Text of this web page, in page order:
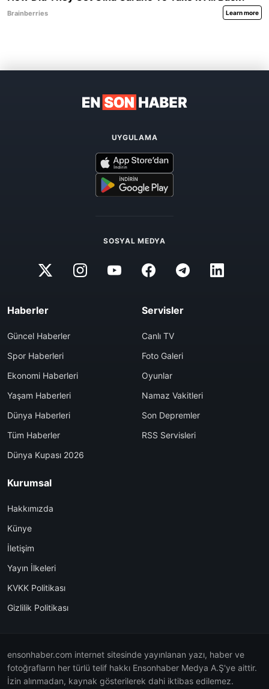
UYGULAMA
SOSYAL MEDYA
Haberler
Güncel Haberler
Spor Haberleri
Ekonomi Haberleri
Yaşam Haberleri
Dünya Haberleri
Tüm Haberler
Dünya Kupası 2026
Servisler
Canlı TV
Foto Galeri
Oyunlar
Namaz Vakitleri
Son Depremler
RSS Servisleri
Kurumsal
Hakkımızda
Künye
İletişim
Yayın İlkeleri
KVKK Politikası
Gizlilik Politikası
ensonhaber.com internet sitesinde yayınlanan yazı, haber ve
fotoğrafların her türlü telif hakkı Ensonhaber Medya A.Ş'ye aittir.
İzin alınmadan, kaynak gösterilerek dahi iktibas edilemez.